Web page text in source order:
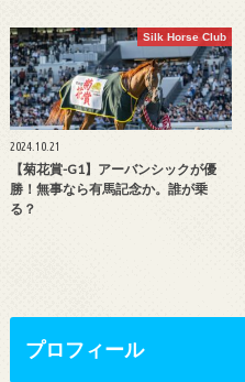
Silk Horse Club
2024.10.21
【菊花賞-G1】アーバンシックが優
勝！無事なら有馬記念か。誰が乗
る？
プロフィール